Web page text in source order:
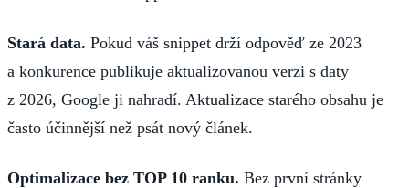
Stará data. Pokud váš snippet drží odpověď ze 2023
a konkurence publikuje aktualizovanou verzi s daty
z 2026, Google ji nahradí. Aktualizace starého obsahu je
často účinnější než psát nový článek.
Optimalizace bez TOP 10 ranku. Bez první stránky